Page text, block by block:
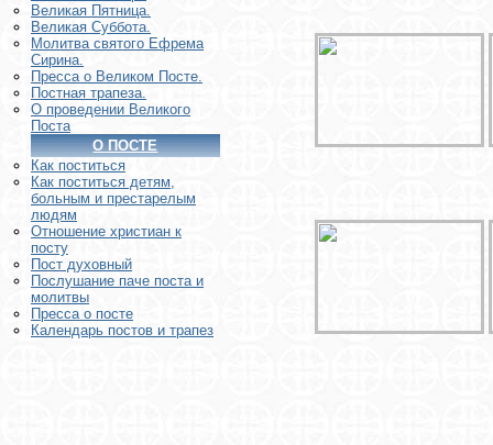
Великая Пятница.
Великая Суббота.
Молитва святого Ефрема
Сирина.
Пресса о Великом Посте.
Постная трапеза.
О проведении Великого
Поста
О ПОСТЕ
Как поститься
Как поститься детям,
больным и престарелым
людям
Отношение христиан к
посту
Пост духовный
Послушание паче поста и
молитвы
Пресса о посте
Календарь постов и трапез